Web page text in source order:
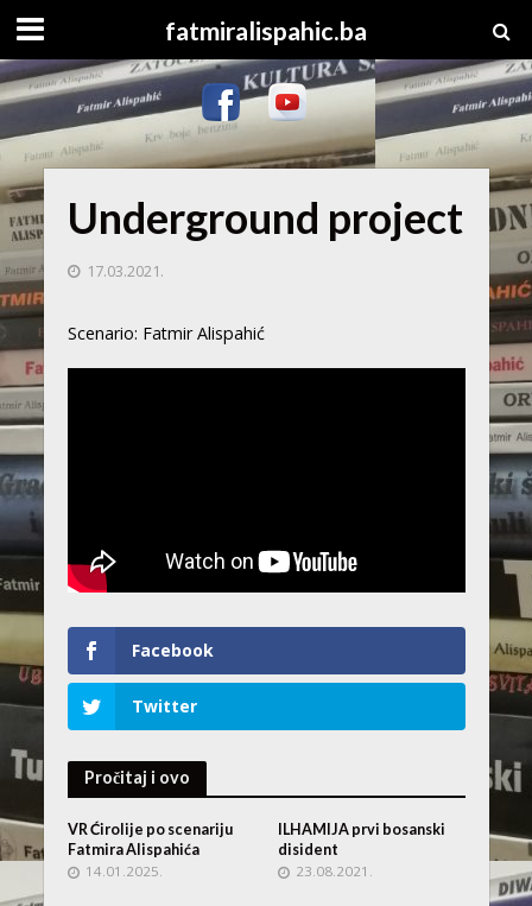
fatmiralispahic.ba
Underground project
17.03.2021.
Scenario: Fatmir Alispahić
Facebook
Twitter
Pročitaj i ovo
VR Ćirolije po scenariju
Fatmira Alispahića
14.01.2025.
ILHAMIJA prvi bosanski
disident
23.08.2021.